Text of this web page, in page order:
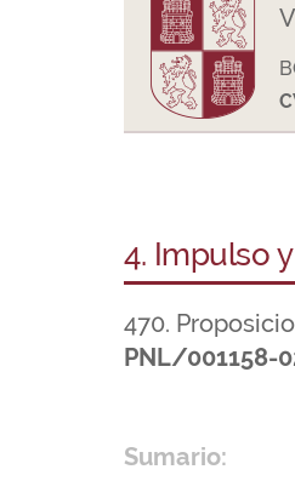
4. Impulso
470.
PNL/001158-
Sumario: